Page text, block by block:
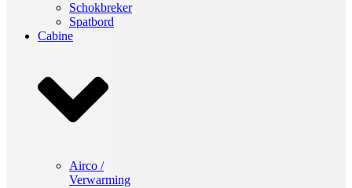
Schokbreker
Spatbord
Cabine
Airco /
Verwarming